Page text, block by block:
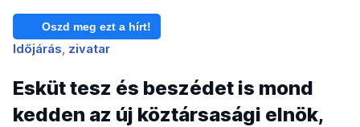
Oszd meg ezt a hírt!
Időjárás zivatar
Esküt tesz és beszédet is mond
kedden az új köztársasági elnök,